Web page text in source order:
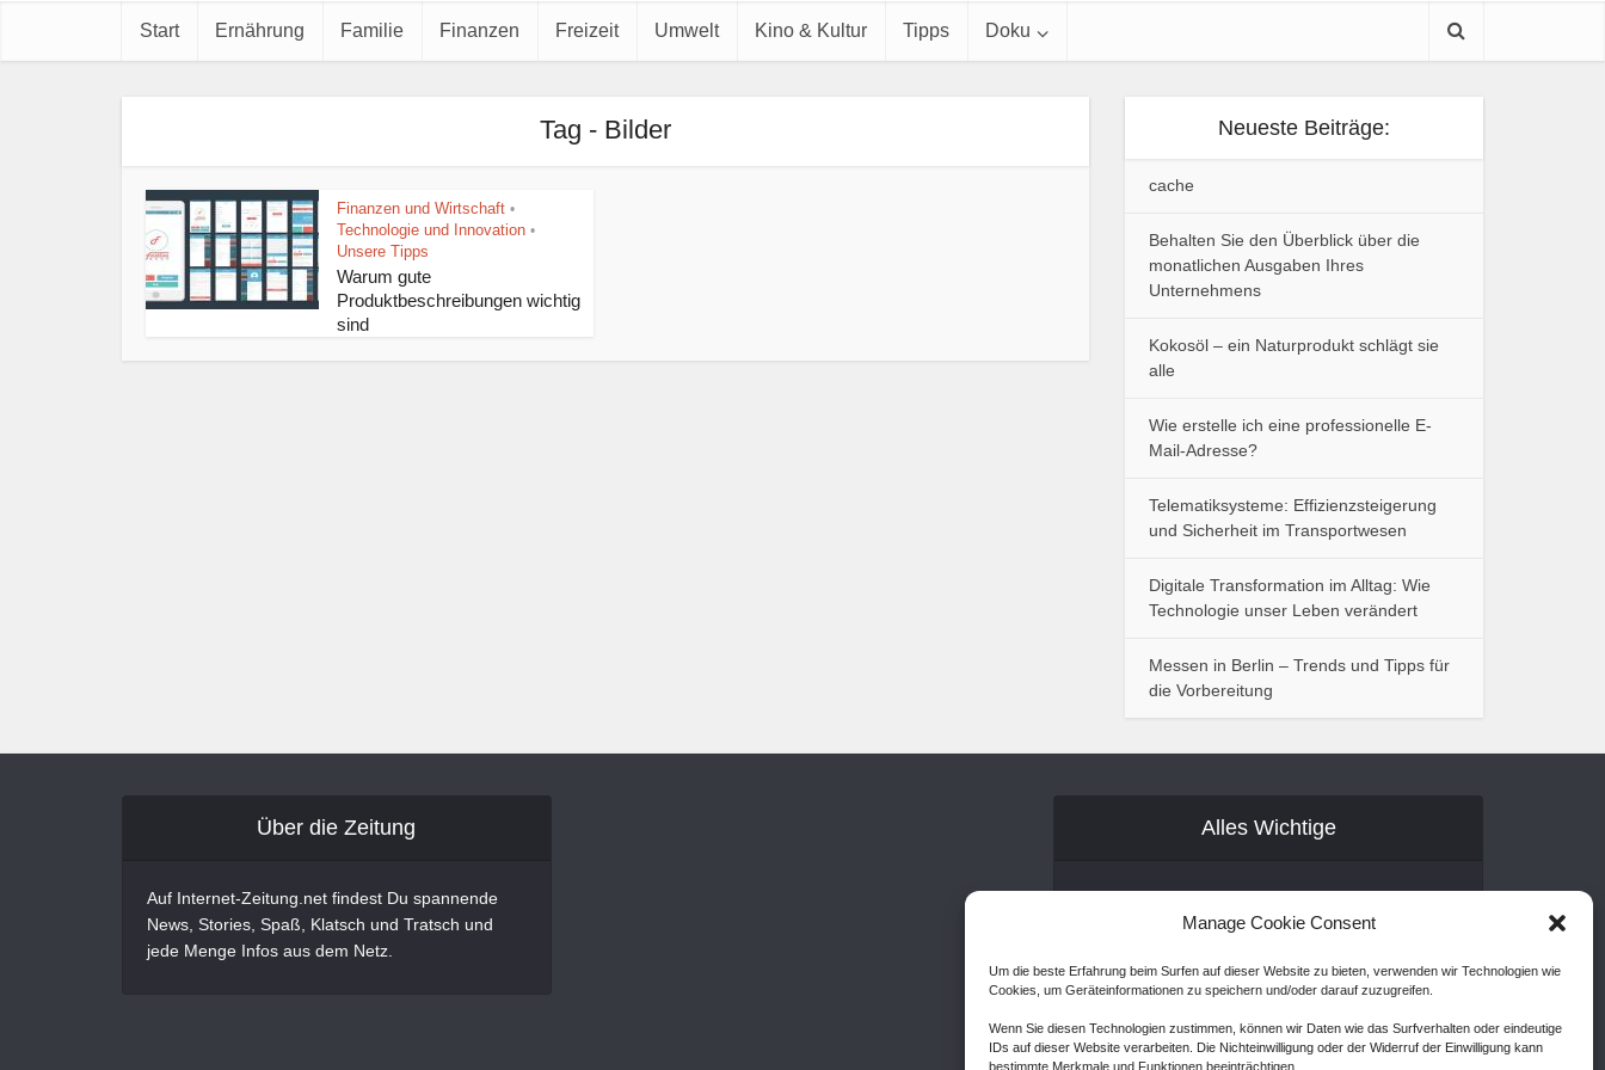
Manage Cookie Consent
Um die beste Erfahrung beim Surfen auf dieser Website zu bieten, verwenden wir Technologien wie
Cookies, um Geräteinformationen zu speichern und/oder darauf zuzugreifen.
Wenn Sie diesen Technologien zustimmen, können wir Daten wie das Surfverhalten oder eindeutige
IDs auf dieser Website verarbeiten. Die Nichteinwilligung oder der Widerruf der Einwilligung kann
bestimmte Merkmale und Funktionen beeinträchtigen.
Start Ernährung Familie Finanzen Freizeit Umwelt Kino & Kultur Tipps Doku
Tag - Bilder
Finanzen und Wirtschaft •
Technologie und Innovation •
Unsere Tipps
Warum gute
Produktbeschreibungen wichtig
sind
Neueste Beiträge:
cache
Behalten Sie den Überblick über die
monatlichen Ausgaben Ihres
Unternehmens
Kokosöl – ein Naturprodukt schlägt sie
alle
Wie erstelle ich eine professionelle E-
Mail-Adresse?
Telematiksysteme: Effizienzsteigerung
und Sicherheit im Transportwesen
Digitale Transformation im Alltag: Wie
Technologie unser Leben verändert
Messen in Berlin – Trends und Tipps für
die Vorbereitung
Über die Zeitung
Auf Internet-Zeitung.net findest Du spannende
News, Stories, Spaß, Klatsch und Tratsch und
jede Menge Infos aus dem Netz.
Alles Wichtige
AGB
Disclaimer